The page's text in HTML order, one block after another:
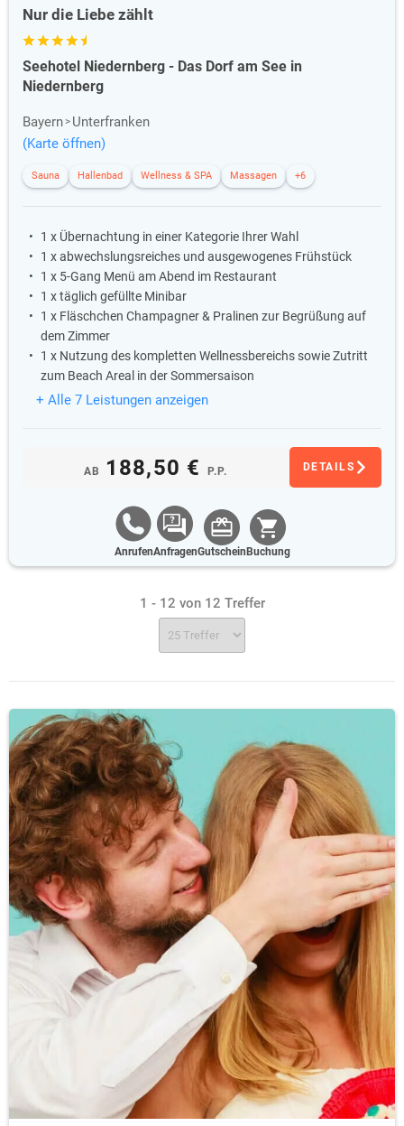
Nur die Liebe zählt
Seehotel Niedernberg - Das Dorf am See in
Niedernberg
Bayern
Unterfranken
(Karte öffnen)
Sauna Hallenbad Wellness & SPA Massagen +6
1 x Übernachtung in einer Kategorie Ihrer Wahl
1 x abwechslungsreiches und ausgewogenes Frühstück
1 x 5-Gang Menü am Abend im Restaurant
1 x täglich gefüllte Minibar
1 x Fläschchen Champagner & Pralinen zur Begrüßung auf
dem Zimmer
1 x Nutzung des kompletten Wellnessbereichs sowie Zutritt
zum Beach Areal in der Sommersaison
+ Alle 7 Leistungen anzeigen
AB 188,50 € P.P. DETAILS
AnrufenAnfragenGutschein Buchung
1 - 12 von 12 Treffer